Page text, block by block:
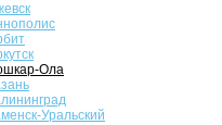
Ола
Уральский